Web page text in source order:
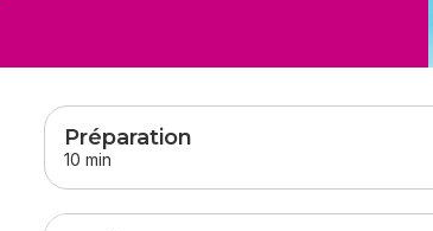
sauter
Préparation
10 min